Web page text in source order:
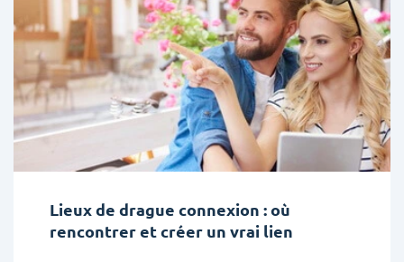
Lieux de drague connexion : où
rencontrer et créer un vrai lien